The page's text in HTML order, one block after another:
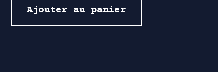
Ajouter au panier